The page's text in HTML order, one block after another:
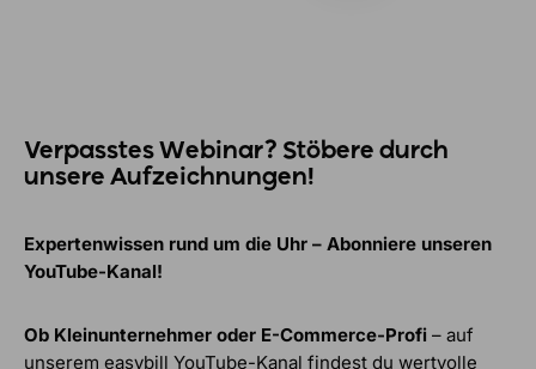
Verpasstes Webinar? Stöbere durch
unsere Aufzeichnungen!
Expertenwissen rund um die Uhr – Abonniere unseren
YouTube-Kanal!
Ob Kleinunternehmer oder E-Commerce-Profi – auf
unserem easybill YouTube-Kanal findest du wertvolle